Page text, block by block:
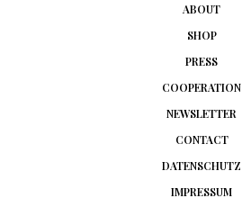
ABOUT
SHOP
PRESS
COOPERATION
NEWSLETTER
CONTACT
DATENSCHUTZ
IMPRESSUM